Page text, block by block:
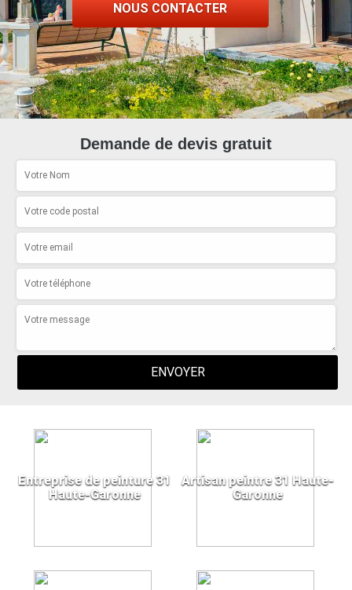
NOUS CONTACTER
Demande de devis gratuit
Entreprise de peinture 31
Haute-Garonne
Artisan peintre 31 Haute-
Garonne